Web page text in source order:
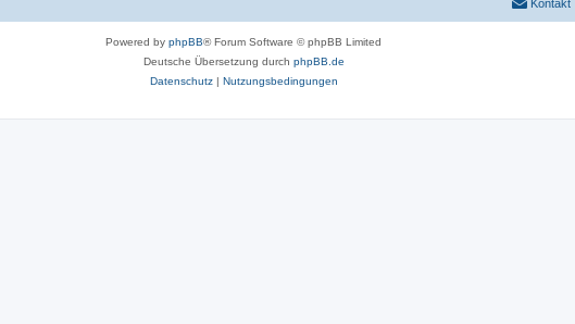
Kontakt
Powered by phpBB® Forum Software © phpBB Limited
Deutsche Übersetzung durch phpBB.de
Datenschutz| Nutzungsbedingungen